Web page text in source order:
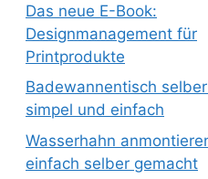
Das neue E-Book:
Designmanagement für
Printprodukte
Badewannentisch
simpel und einfach
Wasserhahn
einfach selber gemacht